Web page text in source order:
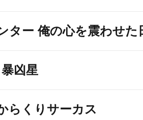
ター 俺の心を震わせた
凶星
らくりサーカス